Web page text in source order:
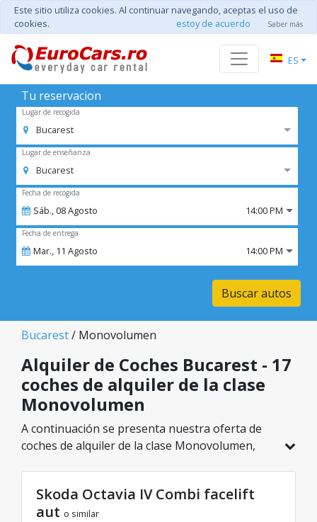
Este sitio utiliza cookies. Al continuar navegando, aceptas el uso de
cookies.
estoy de acuerdo Saber más
ES
Tu reservacion
Lugar de recogida
Bucarest
Lugar de enseñanza
Bucarest
Fecha de recogida
Sáb.,08Agosto 14:00 PM
Fecha de entrega
Mar., 11 Agosto 14:00 PM
Buscar autos
Bucarest/ Monovolumen
Alquiler de Coches Bucarest - 17
coches de alquiler de la clase
Monovolumen
A continuación se presenta nuestra oferta de
coches de alquiler de la clase Monovolumen,
modelo ideal de la categoría seleccionada, con
tarifas excelentes desde solo 20€/día.
Skoda Octavia IV Combi facelift
aut o similar